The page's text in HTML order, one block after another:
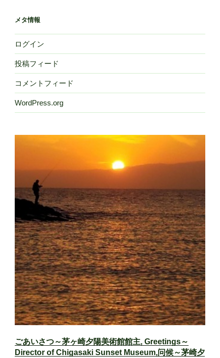
メタ情報
ログイン
投稿フィード
コメントフィード
WordPress.org
ごあいさつ～茅ヶ崎夕陽美術館館主, Greetings～
Director of Chigasaki Sunset Museum,问候～茅崎夕